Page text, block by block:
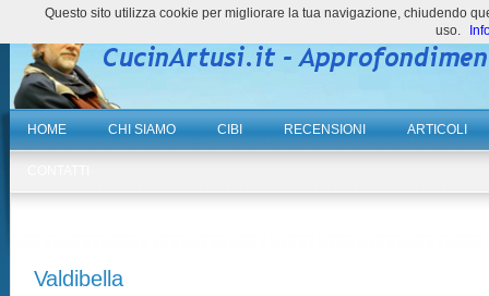
HOME CHI SIAMO CIBI RECENSIONI ARTICOLI
Valdibella
Questo sito utilizza cookie per migliorare la tua navigazione, chiudendo
uso.